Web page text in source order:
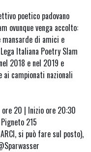
poetico padovano
ovunque venga accolto:
mansarde di amici e
Italiana Poetry Slam
2018 e nel 2019 e
campionati nazionali
ore 20 | Inizio ore 20:30
215
si può fare sul posto),